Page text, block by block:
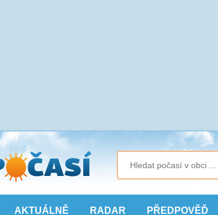
AKTUÁLNĚ RADAR PŘEDPOVĚĎ